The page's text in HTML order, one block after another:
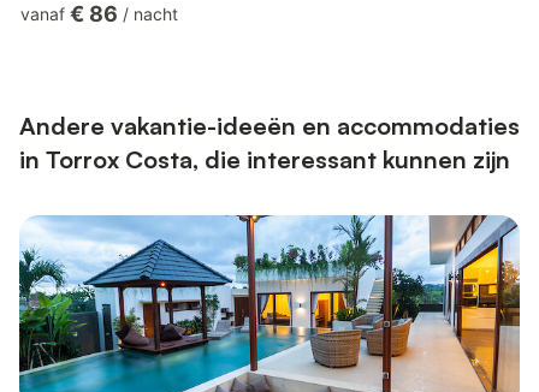
wasmachine. Een babybedje is ook beschikbaar. Deze
oktober) voor warme zomerdagen. De w...
vanaf € 86 / nacht
Andere vakantie-ideeën en accommodaties
in Torrox Costa, die interessant kunnen zijn